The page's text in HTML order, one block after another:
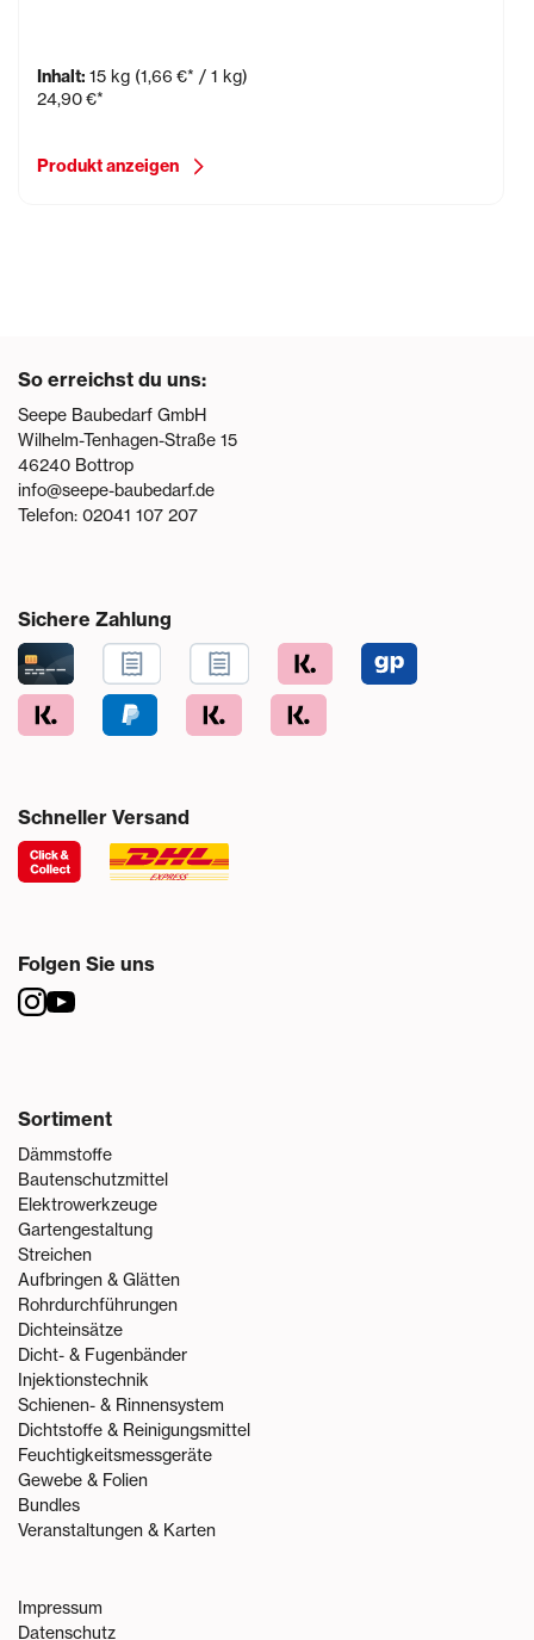
Inhalt: 15 kg (1,66 €* / 1 kg)
24,90 €*
Produkt anzeigen
So erreichst du uns:
Seepe Baubedarf GmbH
Wilhelm-Tenhagen-Straße 15
46240 Bottrop
info@seepe-baubedarf.de
Telefon: 02041 107 207
Sichere Zahlung
Schneller Versand
Folgen Sie uns
Sortiment
Dämmstoffe
Bautenschutzmittel
Elektrowerkzeuge
Gartengestaltung
Streichen
Aufbringen & Glätten
Rohrdurchführungen
Dichteinsätze
Dicht- & Fugenbänder
Injektionstechnik
Schienen- & Rinnensystem
Dichtstoffe & Reinigungsmittel
Feuchtigkeitsmessgeräte
Gewebe & Folien
Bundles
Veranstaltungen & Karten
Impressum
Datenschutz